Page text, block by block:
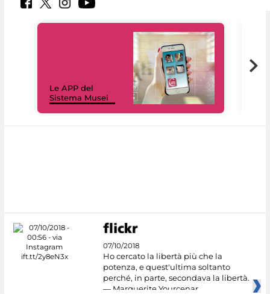
Le APP del
Sistema Musei
07/10/2018
Ho cercato la libertà più che la
potenza, e quest'ultima soltanto
perché, in parte, secondava la libertà.
— Marguerite Yourcenar